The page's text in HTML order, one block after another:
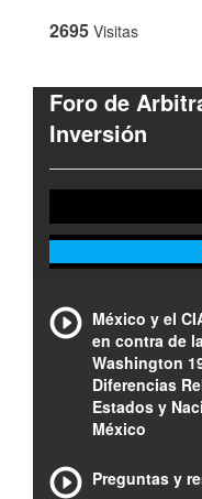
2695 Visitas
Foro de
Inversión
México y el
en contra de
Washington
Diferencias
Estados y
México
Preguntas y